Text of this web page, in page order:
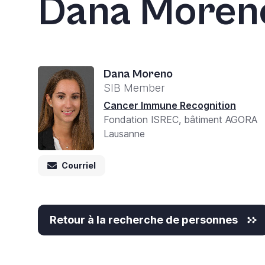
Dana
Dana Moreno
SIB Member
Cancer Immune Recognition
Fondation ISREC, bâtiment AGORA
Lausanne
Courriel
Retour à la recherche de personnes